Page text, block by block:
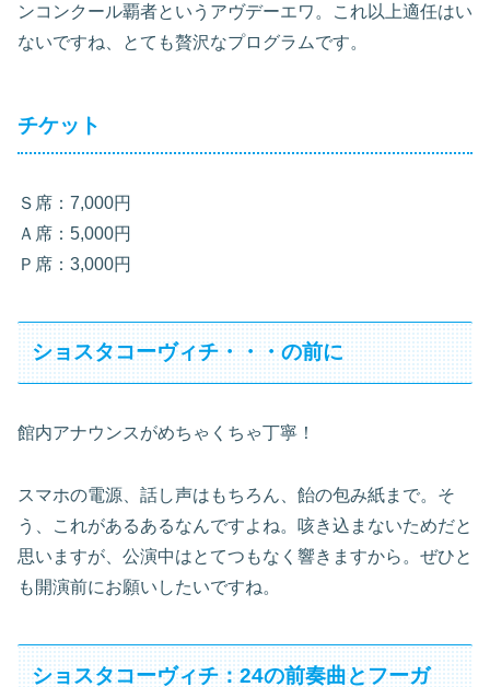
ンコンクール覇者というアヴデーエワ。これ以上適任はい
ないですね、とても贅沢なプログラムです。
チケット
Ｓ席：7,000円
Ａ席：5,000円
Ｐ席：3,000円
ショスタコーヴィチ・・・の前に
館内アナウンスがめちゃくちゃ丁寧！
スマホの電源、話し声はもちろん、飴の包み紙まで。そ
う、これがあるあるなんですよね。咳き込まないためだと
思いますが、公演中はとてつもなく響きますから。ぜひと
も開演前にお願いしたいですね。
ショスタコーヴィチ：24の前奏曲とフーガ